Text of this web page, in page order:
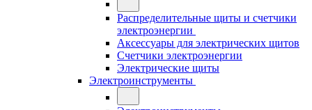
Распределительные щиты и счетчики
электроэнергии
Аксессуары для электрических щитов
Счетчики электроэнергии
Электрические щиты
Электроинструменты